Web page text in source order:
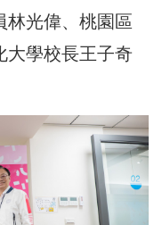
林光偉、桃園區
大學校長王子奇